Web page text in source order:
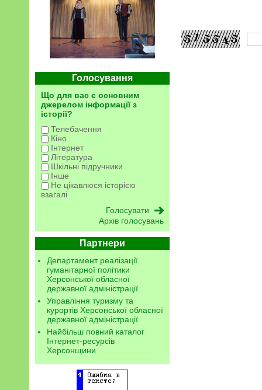
Голосування
Що для вас є основним
джерелом інформації з
історії?
Телебачення
Кіно
Інтернет
Література
Шкільні підручники
Інше
Не цікавлюся історією
взагалі
Архів голосувань
Партнери
Департамент реалізації
гуманітарної політики
Херсонської обласної
державної адміністрації
Управління туризму та
курортів Херсонської обласної
державної адміністрації
Найбільш повний каталог
Інтернет-ресурсів
Херсонщини